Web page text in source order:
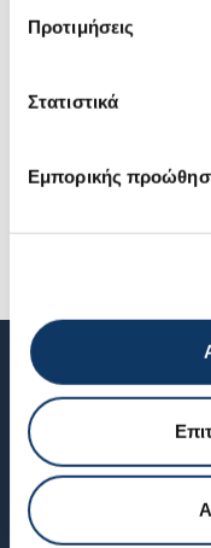
Προτιμήσεις
Στατιστικά
Εμπορικής
οδηγήσουν
*Όλα τα
του
NEWSLETTER
Εγγραφείτε στο
νέα της Suzuki